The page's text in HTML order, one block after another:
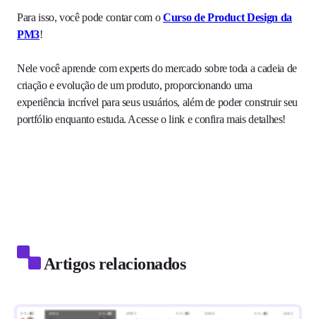
Para isso, você pode contar com oCurso de Product Design da
PM3!
Nele você aprende com experts do mercado sobre toda a cadeia de
criação e evolução de um produto, proporcionando uma
experiência incrível para seus usuários, além de poder construir seu
portfólio enquanto estuda. Acesse o link e confira mais detalhes!
Artigos relacionados